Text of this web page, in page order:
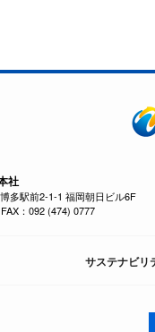
社
多駅前2-1-1 福岡朝日ビル6F
：092 (474) 0777
サステナビリ